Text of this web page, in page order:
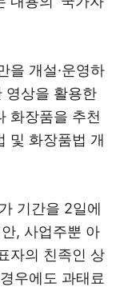
을 개설·운영하
영상을 활용한
화장품을 추천
및 화장품법 개
기간을 2일에
, 사업주뿐 아
자의 친족인 상
우에도 과태료